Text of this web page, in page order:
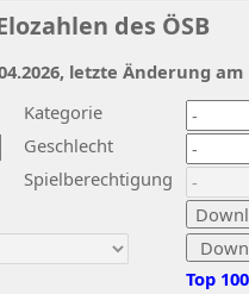
des ÖSB
Kategorie
Geschlecht
Spielberechtigung
Top 100
letzte Änderung